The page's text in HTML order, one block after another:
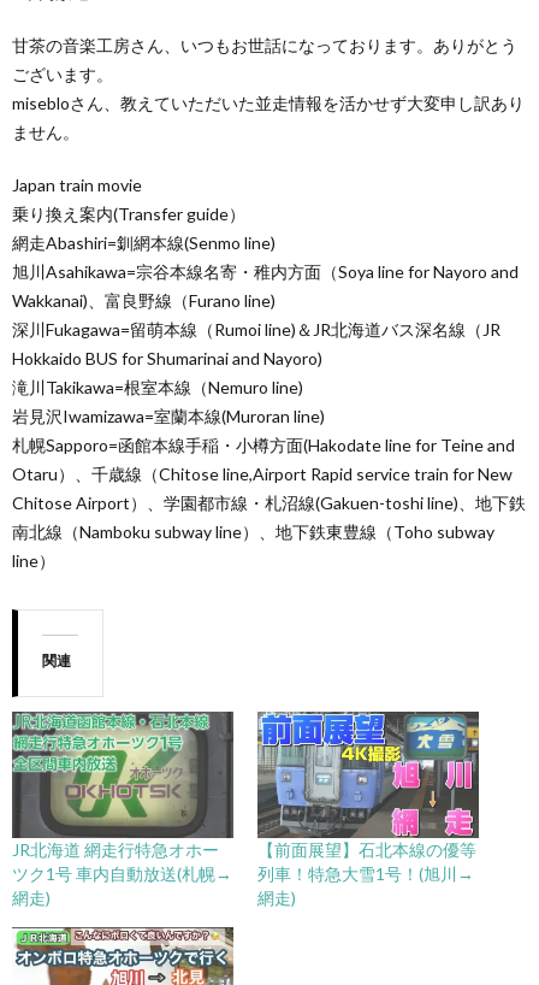
甘茶の音楽工房さん、いつもお世話になっております。ありがとう
ございます。
misebloさん、教えていただいた並走情報を活かせず大変申し訳あり
ません。
Japan train movie
乗り換え案内(Transfer guide）
網走Abashiri=釧網本線(Senmo line)
旭川Asahikawa=宗谷本線名寄・稚内方面（Soya line for Nayoro and
Wakkanai)、富良野線（Furano line)
深川Fukagawa=留萌本線（Rumoi line)＆JR北海道バス深名線（JR
Hokkaido BUS for Shumarinai and Nayoro)
滝川Takikawa=根室本線（Nemuro line)
岩見沢Iwamizawa=室蘭本線(Muroran line)
札幌Sapporo=函館本線手稲・小樽方面(Hakodate line for Teine and
Otaru）、千歳線（Chitose line,Airport Rapid service train for New
Chitose Airport）、学園都市線・札沼線(Gakuen-toshi line)、地下鉄
南北線（Namboku subway line）、地下鉄東豊線（Toho subway
line）
関連
JR北海道 網走行特急オホー
ツク1号 車内自動放送(札幌→
網走)
【前面展望】石北本線の優等
列車！特急大雪1号！(旭川→
網走)